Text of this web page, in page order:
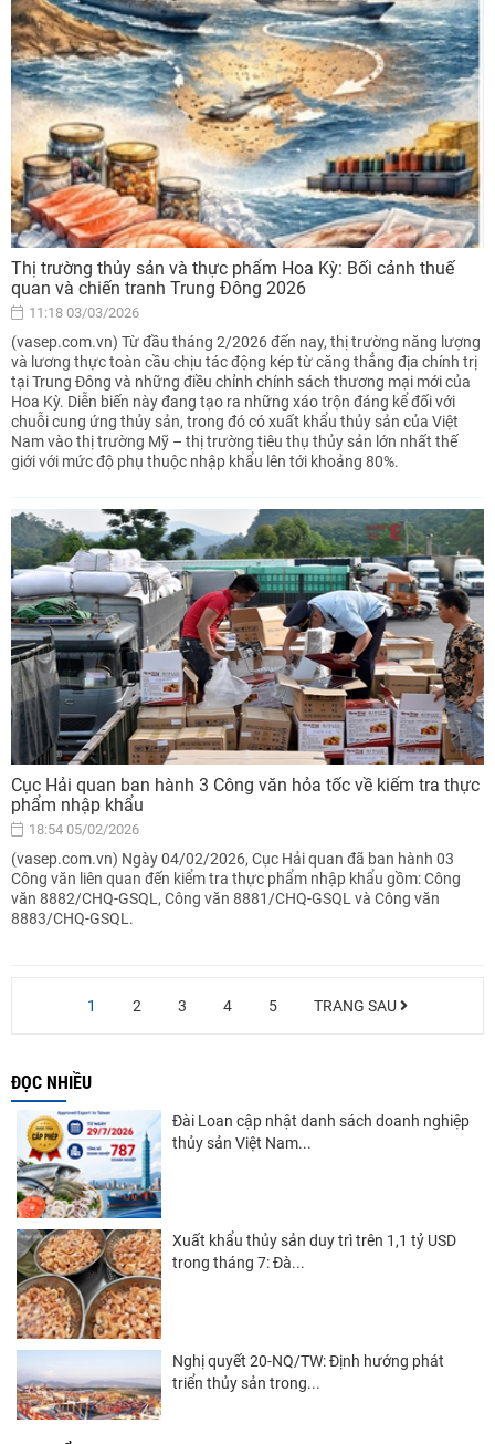
Thị trường thủy sản và thực phẩm Hoa Kỳ: Bối cảnh thuế
quan và chiến tranh Trung Đông 2026
11:18 03/03/2026
(vasep.com.vn) Từ đầu tháng 2/2026 đến nay, thị trường năng lượng
và lương thực toàn cầu chịu tác động kép từ căng thẳng địa chính trị
tại Trung Đông và những điều chỉnh chính sách thương mại mới của
Hoa Kỳ. Diễn biến này đang tạo ra những xáo trộn đáng kể đối với
chuỗi cung ứng thủy sản, trong đó có xuất khẩu thủy sản của Việt
Nam vào thị trường Mỹ – thị trường tiêu thụ thủy sản lớn nhất thế
giới với mức độ phụ thuộc nhập khẩu lên tới khoảng 80%.
Cục Hải quan ban hành 3 Công văn hỏa tốc về kiểm tra thực
phẩm nhập khẩu
18:54 05/02/2026
(vasep.com.vn) Ngày 04/02/2026, Cục Hải quan đã ban hành 03
Công văn liên quan đến kiểm tra thực phẩm nhập khẩu gồm: Công
văn 8882/CHQ-GSQL, Công văn 8881/CHQ-GSQL và Công văn
8883/CHQ-GSQL.
1 2 3 4 5 TRANG SAU
ĐỌC NHIỀU
Đài Loan cập nhật danh sách doanh nghiệp
thủy sản Việt Nam...
Xuất khẩu thủy sản duy trì trên 1,1 tỷ USD
trong tháng 7: Đà...
Nghị quyết 20-NQ/TW: Định hướng phát
triển thủy sản trong...